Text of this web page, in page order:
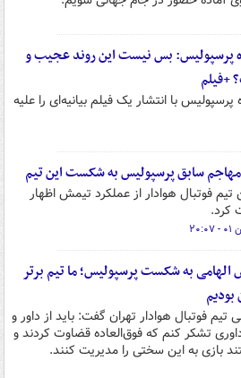
پرسپولیس: بس نیست این روند عجیب و
+فیلم
پرسپولیس با انتشار یک فیلم بیانیه‌ای را علیه
مهاجم سابق پرسپولیس به شکست این تیم
تیم فوتبال هوادار از عملکرد تیمش اظهار
کرد.
الهامی به شکست پرسپولیس؛ ما تیم برتر
تیم فوتبال هوادار تهران گفت: باید از داور و
تشکر کنم که فوق‌العاده قضاوت کردند و
بازی به این سختی را مدیریت کنند.